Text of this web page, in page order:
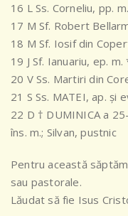
16 L Ss. Corneliu, pp.
17 M Sf. Robert
18 M Sf. Iosif din
19 J Sf. Ianuariu, ep. m.
20 V Ss. Martiri din
21 S Ss. MATEI, ap. şi
22 D † DUMINICA a
îns. m.; Silvan, pustnic
Pentru această
sau pastorale.
Lăudat să fie Isus